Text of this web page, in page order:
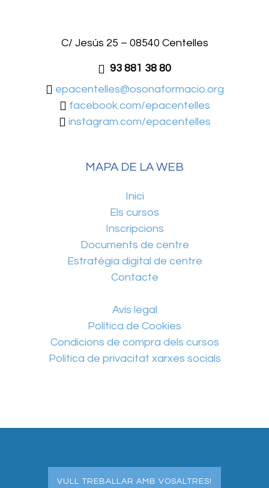
C/ Jesús 25 – 08540 Centelles
93 881 38 80
epacentelles@osonaformacio.org
facebook.com/epacentelles
instagram.com/epacentelles
MAPA DE LA WEB
Inici
Els cursos
Inscripcions
Documents de centre
Estratègia digital de centre
Contacte
Avís legal
Política de Cookies
Condicions de compra dels cursos
Política de privacitat xarxes socials
VULL TREBALLAR AMB VOSALTRES!